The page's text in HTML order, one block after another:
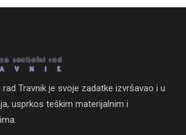
Travnik je svoje zadatke izvršavao i u
usprkos teškim materijalnim i